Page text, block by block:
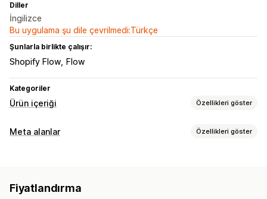
Diller
İngilizce
Bu uygulama şu dile çevrilmedi:Türkçe
Şunlarla birlikte çalışır:
Shopify Flow Flow
Kategoriler
Ürün içeriği Özellikleri göster
İçerik türleri
İçerik oluşturma
Meta alanlar Özellikleri göster
Yönetim araçları
Fiyatlandırma